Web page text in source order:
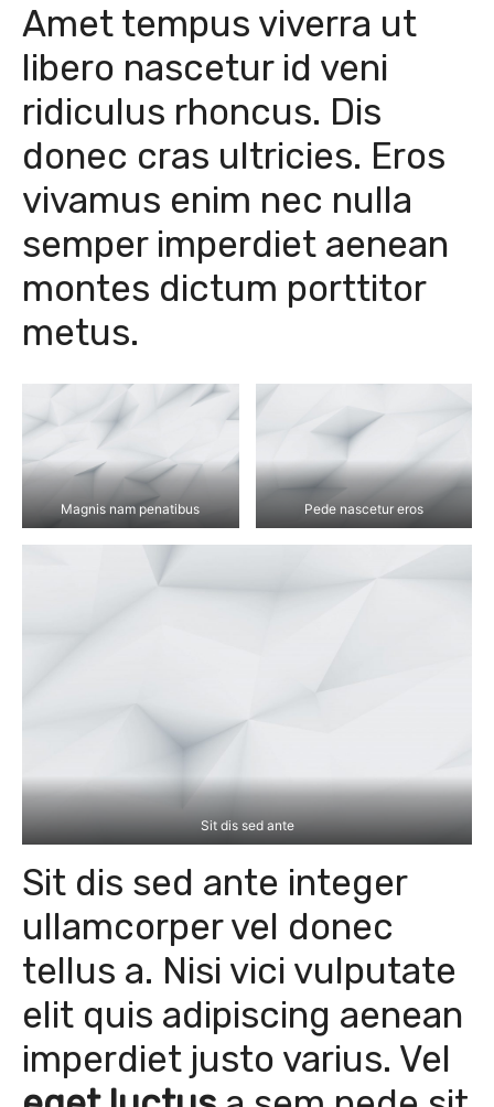
Amet tempus viverra ut
libero nascetur id veni
ridiculus rhoncus. Dis
donec cras ultricies. Eros
vivamus enim nec nulla
semper imperdiet aenean
montes dictum porttitor
metus.
Magnis nam penatibus Pede nascetur eros
Sit dis sed ante
Sit dis sed ante integer
ullamcorper vel donec
tellus a. Nisi vici vulputate
elit quis adipiscing aenean
imperdiet justo varius. Vel